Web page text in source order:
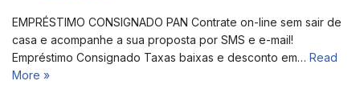
EMPRÉSTIMO CONSIGNADO PAN Contrate on-line sem sair de
casa e acompanhe a sua proposta por SMS e e-mail!
Empréstimo Consignado Taxas baixas e desconto em… Read
More »